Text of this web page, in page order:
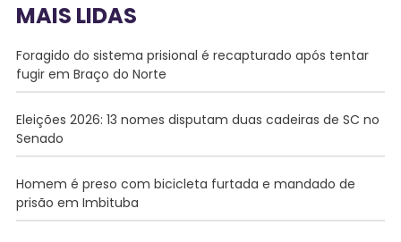
MAIS LIDAS
Foragido do sistema prisional é recapturado após tentar
fugir em Braço do Norte
Eleições 2026: 13 nomes disputam duas cadeiras de SC no
Senado
Homem é preso com bicicleta furtada e mandado de
prisão em Imbituba